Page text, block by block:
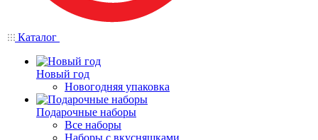
Каталог
Новый год
Новогодняя упаковка
Подарочные наборы
Все наборы
Наборы с вкусняшками